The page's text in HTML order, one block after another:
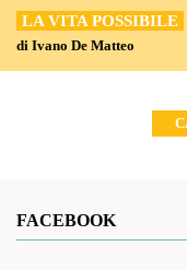
LA VITA POSSIBILE
di Ivano De Matteo
FACEBOOK